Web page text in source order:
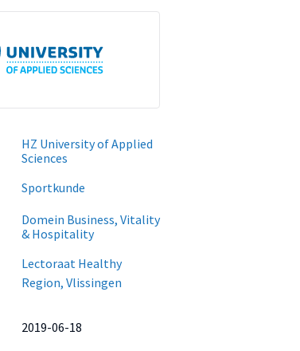
HZ University of Applied
Sciences
Sportkunde
Domein Business, Vitality
& Hospitality
Lectoraat Healthy
Region, Vlissingen
2019-06-18